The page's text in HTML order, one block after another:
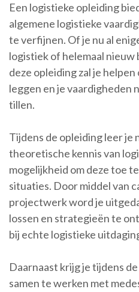
Een logistieke opleiding
algemene logistieke
te verfijnen. Of je nu al
logistiek of helemaal nieuw
deze opleiding zal je
leggen en je vaardigheden
tillen.
Tijdens de opleiding leer je
theoretische kennis van
mogelijkheid om deze toe
situaties. Door middel van
projectwerk word je
lossen en strategieën te
bij echte logistieke
Daarnaast krijg je tijdens
samen te werken met